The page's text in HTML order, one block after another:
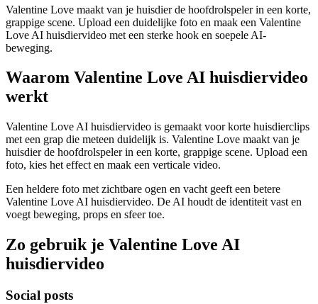
Valentine Love maakt van je huisdier de hoofdrolspeler in een korte,
grappige scene. Upload een duidelijke foto en maak een Valentine
Love AI huisdiervideo met een sterke hook en soepele AI-
beweging.
Waarom Valentine Love AI huisdiervideo
werkt
Valentine Love AI huisdiervideo is gemaakt voor korte huisdierclips
met een grap die meteen duidelijk is. Valentine Love maakt van je
huisdier de hoofdrolspeler in een korte, grappige scene. Upload een
foto, kies het effect en maak een verticale video.
Een heldere foto met zichtbare ogen en vacht geeft een betere
Valentine Love AI huisdiervideo. De AI houdt de identiteit vast en
voegt beweging, props en sfeer toe.
Zo gebruik je Valentine Love AI
huisdiervideo
Social posts